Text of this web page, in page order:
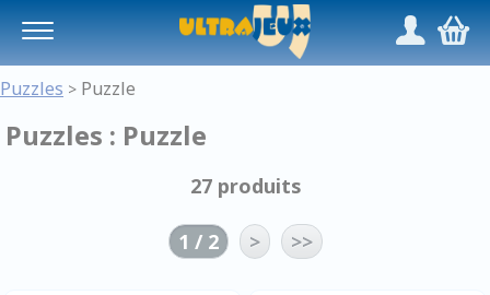
/,
Puzzles > Puzzle
Puzzles : Puzzle
27 produits
1 / 2 > >>